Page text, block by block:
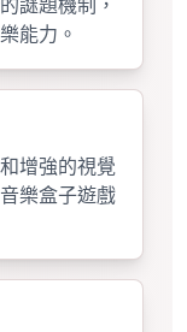
謎題機制，
能力。
增強的視覺
樂盒子遊戲